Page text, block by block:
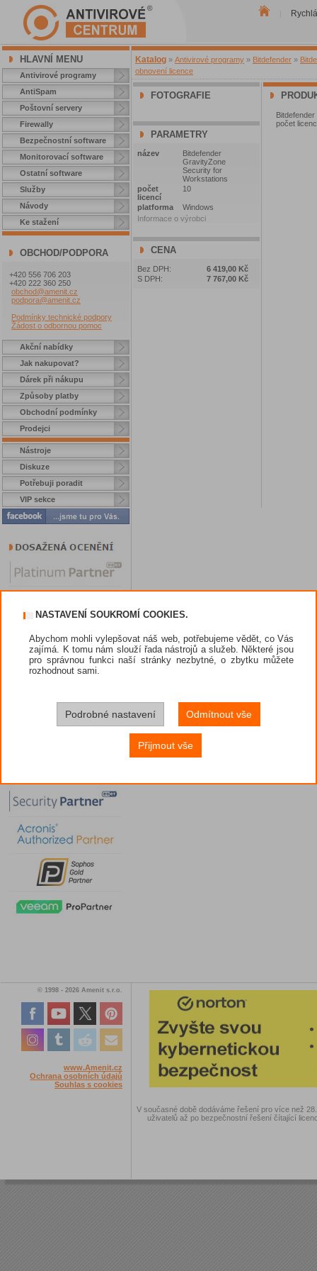
HLAVNÍ MENU
Antivirové programy
AntiSpam
Poštovní servery
Firewally
Bezpečnostní software
Monitorovací software
Ostatní software
Služby
Návody
Ke stažení
OBCHOD/PODPORA
+420 556 706 203
+420 222 360 250
obchod@amenit.cz
podpora@amenit.cz
Podmínky technické podpory
Žádost o odbornou pomoc
Akční nabídky
Jak nakupovat?
Dárek při nákupu
Způsoby platby
Obchodní podmínky
Prodejci
Nástroje
Diskuze
Potřebuji poradit
VIP sekce
Katalog » Antivirové programy » Bitdefender »
obnovení licence
FOTOGRAFIE
PARAMETRY
název
Bitdefender
GravityZone
Security for
Workstations
počet
licencí
10
platforma
Windows
Informace o výrobci
CENA
Bez DPH:
6 419,00 Kč
S DPH:
7 767,00 Kč
počet
© 1998 - 2026 Amenit s.r.o.
www.Amenit.cz
Ochrana osobních údajů
Souhlas s cookies
V současné době dodáváme řešení pro více než
uživatelů až po bezpečnostní řešení čítající
NASTAVENÍ SOUKROMÍ COOKIES.
Abychom mohli vylepšovat náš web, potřebujeme vědět, co Vás
zajímá. K tomu nám slouží řada nástrojů a služeb. Některé jsou
pro správnou funkci naší stránky nezbytné, o zbytku můžete
rozhodnout sami.
Podrobné nastavení Odmítnout vše
Přijmout vše